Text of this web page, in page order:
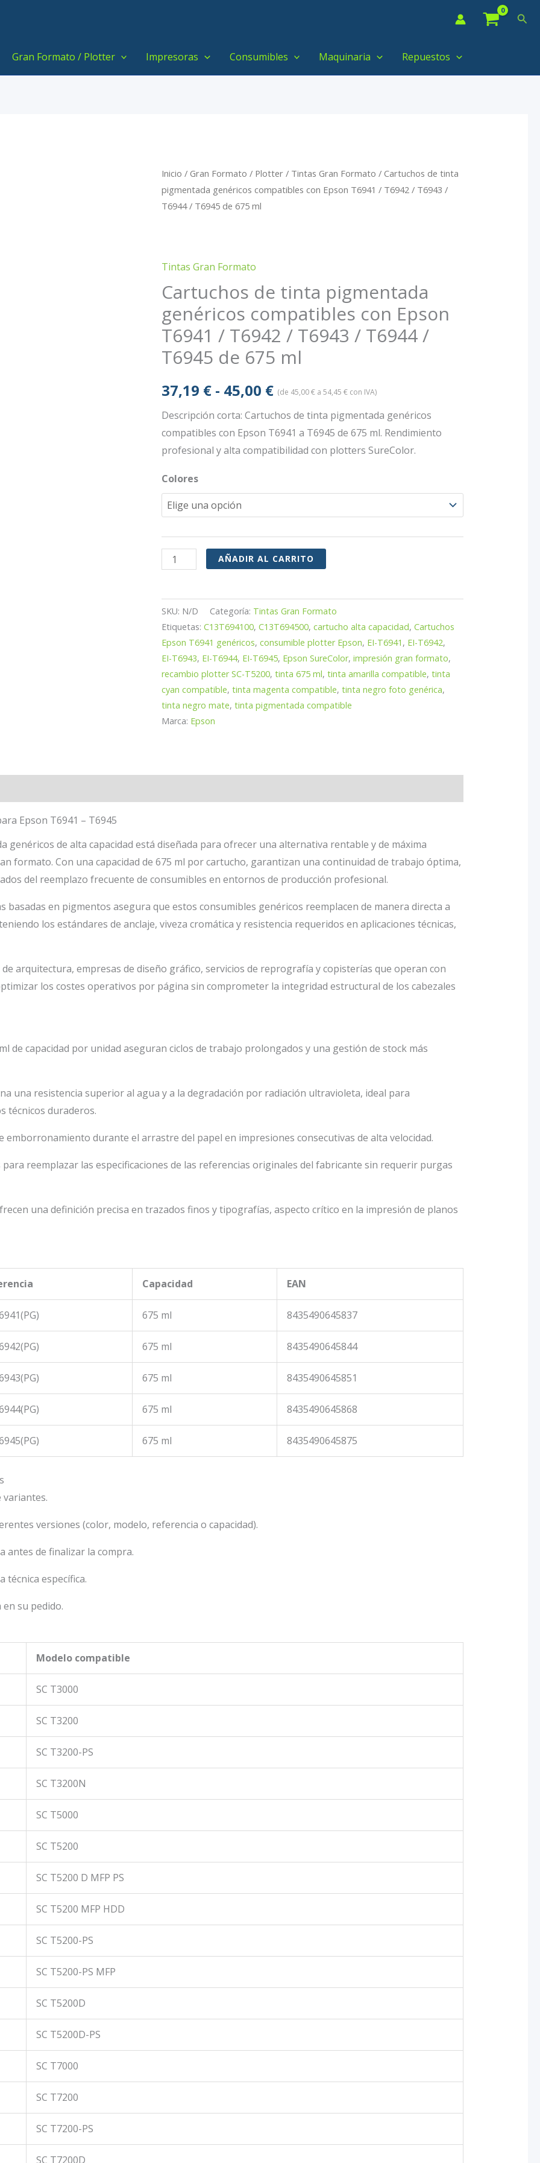
Gran Formato / Plotter Impresoras Consumibles Maquinaria Repuestos
Inicio / Gran Formato / Plotter/ Tintas Gran Formato / Cartuchos de tinta
pigmentada genéricos compatibles con Epson T6941 / T6942 / T6943 /
T6944 / T6945 de 675 ml
Tintas Gran Formato
Cartuchos de tinta pigmentada
genéricos compatibles con Epson
T6941 / T6942 / T6943 / T6944 /
T6945 de 675 ml
37,19 € - 45,00 €Rango
de
precios:
37,19 €
hasta
45,00 €
(de 45,00€a 54,45 €con IVA)
Descripción corta: Cartuchos de tinta pigmentada genéricos
compatibles con Epson T6941 a T6945 de 675 ml. Rendimiento
profesional y alta compatibilidad con plotters SureColor.
Colores
Cartuchos
de
pigmentada
genéricos
compatibles
con
Epson
T6941
T6944
cantidad
AÑADIR AL CARRITO
SKU: N/D Categoría: Tintas Gran Formato
Etiquetas: C13T694100, C13T694500, cartucho alta capacidad, Cartuchos
Epson T6941 genéricos, consumible plotter Epson, EI-T6941 , EI-T6942,
EI-T6943, EI-T6944, EI-T6945, Epson SureColor, impresión gran formato,
recambio plotter SC-T5200, tinta 675 ml, tinta amarilla compatible, tinta
cyan compatible, tinta magenta compatible, tinta negro foto genérica,
tinta negro mate, tinta pigmentada compatible
Marca: Epson
Epson T6941 – T6945
genéricos de alta capacidad está diseñada para ofrecer una alternativa rentable y de máxima
formato. Con una capacidad de 675 ml por cartucho, garantizan una continuidad de trabajo óptima,
del reemplazo frecuente de consumibles en entornos de producción profesional.
basadas en pigmentos asegura que estos consumibles genéricos reemplacen de manera directa a
los estándares de anclaje, viveza cromática y resistencia requeridos en aplicaciones técnicas,
arquitectura, empresas de diseño gráfico, servicios de reprografía y copisterías que operan con
los costes operativos por página sin comprometer la integridad estructural de los cabezales
de capacidad por unidad aseguran ciclos de trabajo prolongados y una gestión de stock más
una resistencia superior al agua y a la degradación por radiación ultravioleta, ideal para
técnicos duraderos.
emborronamiento durante el arrastre del papel en impresiones consecutivas de alta velocidad.
reemplazar las especificaciones de las referencias originales del fabricante sin requerir purgas
una definición precisa en trazados finos y tipografías, aspecto crítico en la impresión de planos
Capacidad EAN
675 ml 8435490645837
675 ml 8435490645844
675 ml 8435490645851
675 ml 8435490645868
675 ml 8435490645875
variantes.
versiones (color, modelo, referencia o capacidad).
antes de finalizar la compra.
técnica específica.
su pedido.
Modelo compatible
SC T3000
SC T3200
SC T3200-PS
SC T3200N
SC T5000
SC T5200
SC T5200 D MFP PS
SC T5200 MFP HDD
SC T5200-PS
SC T5200-PS MFP
SC T5200D
SC T5200D-PS
SC T7000
SC T7200
SC T7200-PS
SC T7200D